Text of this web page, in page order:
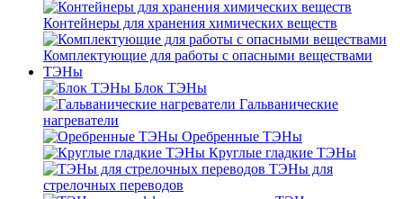
Контейнеры для хранения химических веществ
Комплектующие для работы с опасными веществами
ТЭНы
Блок ТЭНы
Гальванические
нагреватели
Оребренные ТЭНы
Круглые гладкие ТЭНы
ТЭНы для
стрелочных переводов